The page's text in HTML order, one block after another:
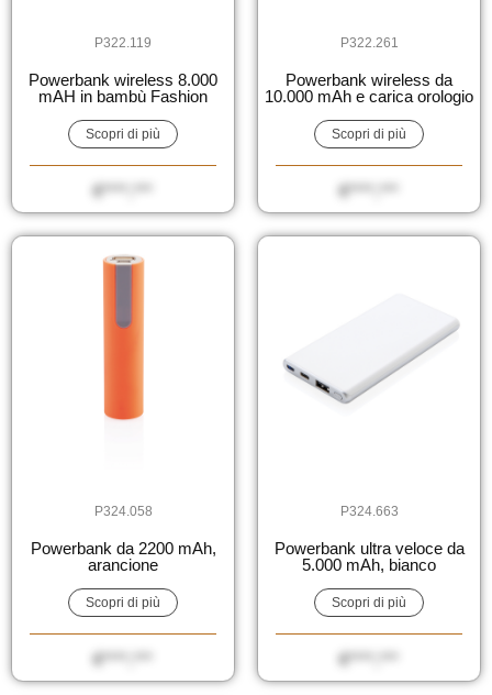
P322.119
Powerbank wireless 8.000
mAH in bambù Fashion
Scopri di più
€****,***
P322.261
Powerbank wireless da
10.000 mAh e carica orologio
Scopri di più
€****,***
P324.058
Powerbank da 2200 mAh,
arancione
Scopri di più
€****,***
P324.663
Powerbank ultra veloce da
5.000 mAh, bianco
Scopri di più
€****,***